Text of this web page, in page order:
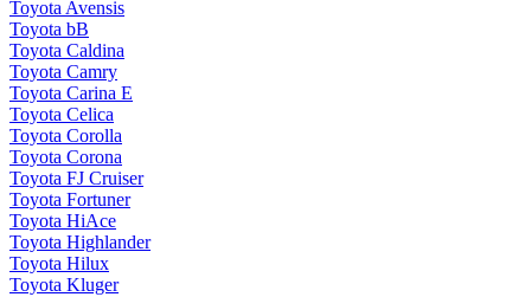
Toyota Avensis
Toyota bB
Toyota Caldina
Toyota Camry
Toyota Carina E
Toyota Celica
Toyota Corolla
Toyota Corona
Toyota FJ Cruiser
Toyota Fortuner
Toyota HiAce
Toyota Highlander
Toyota Hilux
Toyota Kluger